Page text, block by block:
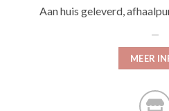
Aan huis geleverd,
MEER